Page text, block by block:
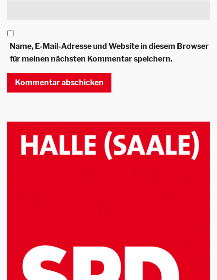
Name, E-Mail-Adresse und Website in diesem Browser
für meinen nächsten Kommentar speichern.